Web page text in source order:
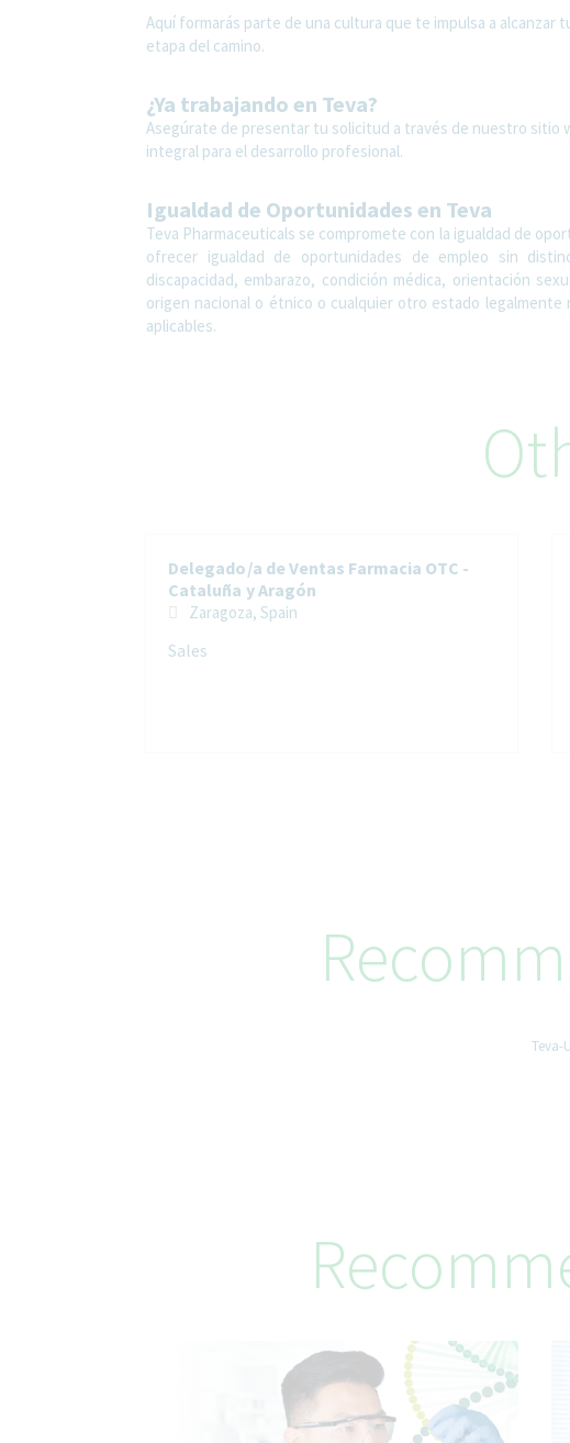
Aquí formarás parte de una cultura que te impulsa a
etapa del camino.
¿Ya trabajando en Teva?
Asegúrate de presentar tu solicitud a través de nuestro sitio
integral para el desarrollo profesional.
Igualdad de Oportunidades en Teva
Teva Pharmaceuticals se compromete con la igualdad de
ofrecer igualdad de oportunidades de empleo sin
discapacidad, embarazo, condición médica, orientación
origen nacional o étnico o cualquier otro estado
aplicables.
Delegado/a de Ventas Farmacia OTC -
Cataluña y Aragón
Zaragoza, Spain
Sales
Teva-